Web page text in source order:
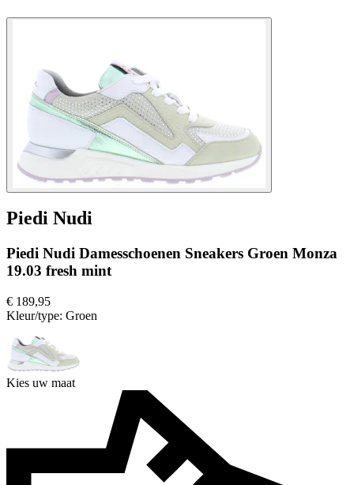
Piedi Nudi
Piedi Nudi Damesschoenen Sneakers Groen Monza
19.03 fresh mint
€ 189,95
Kleur/type: Groen
Kies uw maat